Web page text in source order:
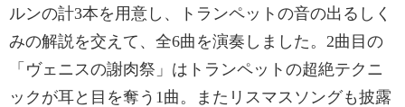
ルンの計3本を用意し、トランペットの音の出るしく
みの解説を交えて、全6曲を演奏しました。2曲目の
「ヴェニスの謝肉祭」はトランペットの超絶テクニ
ックが耳と目を奪う1曲。またリスマスソングも披露